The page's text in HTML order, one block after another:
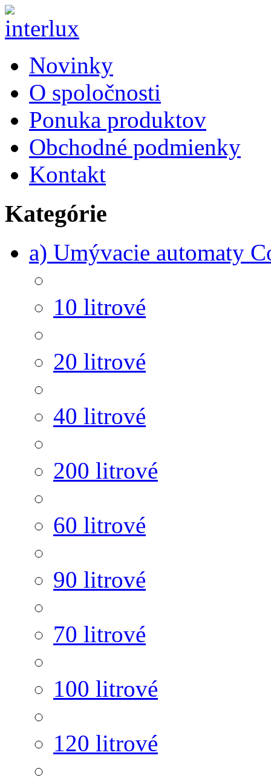
Novinky
O spoločnosti
Ponuka produktov
Obchodné podmienky
Kontakt
Kategórie
a) Umývacie automaty
10 litrové
20 litrové
40 litrové
200 litrové
60 litrové
90 litrové
70 litrové
100 litrové
120 litrové